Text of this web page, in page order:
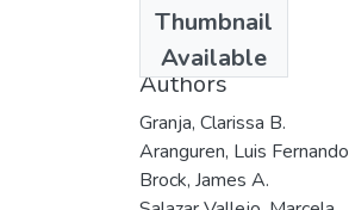
Thumbnail
Available
2002
Authors
Granja, Clarissa B.
Aranguren, Luis Fernando
Brock, James A.